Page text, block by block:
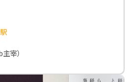
宰）